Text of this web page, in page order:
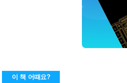
이 책 어때요?